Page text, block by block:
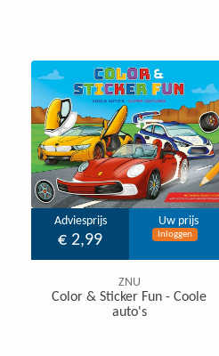
Adviesprijs
€ 2,99
Uw prijs
Inloggen
ZNU
Color & Sticker Fun - Coole
auto's